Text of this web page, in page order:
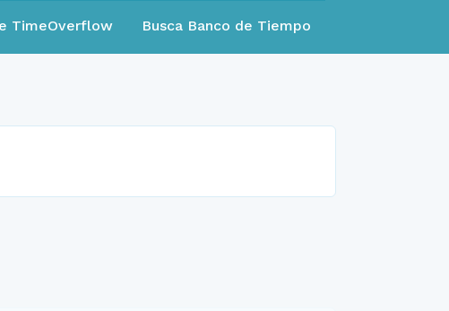
TimeOverflow Busca Banco de Tiempo